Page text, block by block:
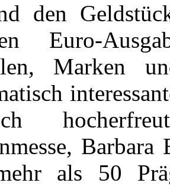
den
Euro-
Marken
als 50